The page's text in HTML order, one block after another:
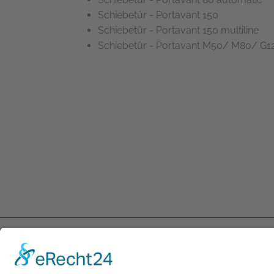
Schiebetür - Portavant 150
Schiebetür - Portavant 150 multiline
Schiebetür - Portavant M50/ M80/